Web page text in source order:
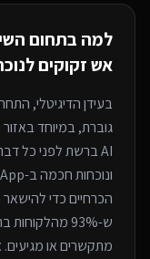
למה בתחום ה
אשזקוקים
בעידן הדיגיטלי,
גוברת, במיוחד
AIברשת לפני כל
הכרחיים כדי להישאר
ש-93%
מתקשרים או מגיעים.